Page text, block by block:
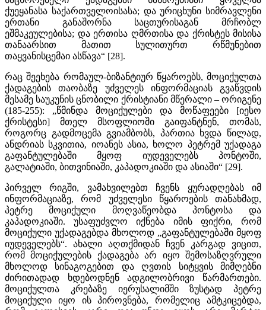
ქუეყანასა საქართველოისასა; და ურიცხუნი სიმრავლენი
ერთანი განაშორნა საცთურისაგან მრჩობლ
ეშმაკეულებისა; და ერთისა ღმრთისა და ქრისტეს მისისა
თანაარსით მათით სულითურთ რწმუნებით
თაყვანისცემაი ასწავა“ [28].
რაც შეეხება რომაულ-ბიზანტიურ წყაროებს, მოციქულთა
ქადაგების თაობაზე უძველეს ინფორმაციას გვაწვდის
მესამე საუკუნის ცნობილი ქრისტიანი მწერალი – ორიგენე
(185-255): „წმინდა მოციქულები და მოწაფეები [იესო
ქრისტესი] მთელ მსოფლიოში გაიფანტნენ, თომას,
როგორც გადმოცემა გვიამბობს, პართია ხვდა წილად,
ანდრიას სკვითია, იოანეს ასია, ხოლო პეტრემ უქადაგა
გაფანტულებაში მყოფ იუდეველებს პონტოში,
გალატიაში, ბითვინიაში, კაპადოკიაში და ასიაში“ [29].
პირველ რიგში, ვამახვილებთ ჩვენს ყურადღებას იმ
ინფორმაციაზე, რომ უძველესი წყაროების თანახმად,
პეტრე მოციქული მოღვაწეობდა პონტოსა და
კაპადოკიაში. უსაფუძვლო იქნება იმის ფიქრი, რომ
მოციქული უქადაგებდა მხოლოდ „გაფანტულებაში მყოფ
იუდეველებს“. ახალი აღთქმიდან ჩვენ კარგად ვიცით,
რომ მოციქულების ქადაგება არ იყო შემოსაზღვრული
მხოლოდ სინაგოგებით და ღვთის სიტყვის მიმღებნი
ძირითადად ხდებოდნენ ადგილობრივი წარმართები.
მოციქულთა კრებაზე იერუსალიმში ზუსტად პეტრე
მოციქული იყო ის პიროვნება, რომელიც ამტკიცებდა,